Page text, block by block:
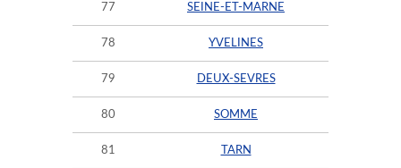
77 SEINE-ET-MARNE
78 YVELINES
79 DEUX-SEVRES
80 SOMME
81 TARN